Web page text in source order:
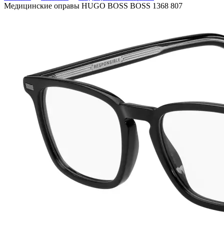
Медицинские оправы HUGO BOSS BOSS 1368 807